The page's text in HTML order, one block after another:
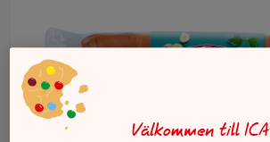
Välkommen till ICA